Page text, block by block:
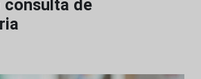
de